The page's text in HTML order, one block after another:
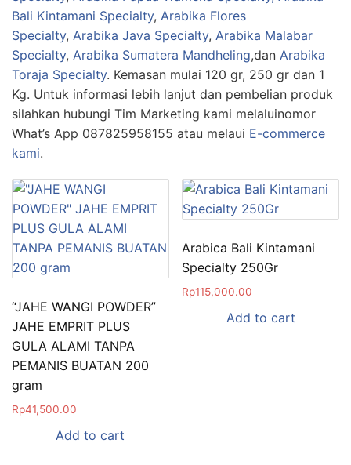
Bali Kintamani Specialty, Arabika Flores
Specialty, Arabika Java Specialty, Arabika Malabar
Specialty, Arabika Sumatera Mandheling,dan Arabika
Toraja Specialty. Kemasan mulai 120 gr, 250 gr dan 1
Kg. Untuk informasi lebih lanjut dan pembelian produk
silahkan hubungi Tim Marketing kami melaluinomor
What’s App 087825958155 atau melaui E-commerce
kami.
“JAHE WANGI POWDER”
JAHE EMPRIT PLUS
GULA ALAMI TANPA
PEMANIS BUATAN 200
gram
Rp41,500.00
Add to cart
Arabica Bali Kintamani
Specialty 250Gr
Rp115,000.00
Add to cart